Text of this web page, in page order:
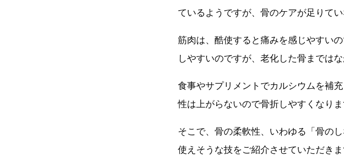
ているようですが、骨のケアが足りて
筋肉は、酷使すると痛みを感じやすい
しやすいのですが、老化した骨までは
食事やサプリメントでカルシウムを補
性は上がらないので骨折しやすくなりま
そこで、骨の柔軟性、いわゆる「骨の
使えそうな技をご紹介させていただきま